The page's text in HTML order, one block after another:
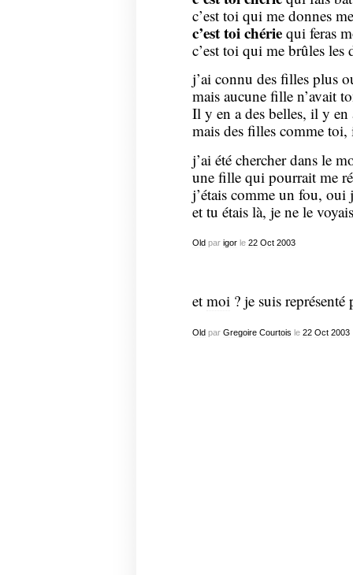
c’est toi qui me donnes
c’est toi chériequi feras
c’est toi qui me brûles les
j’ai connu des filles plus
mais aucune fille n’avait
Il y en a des belles, il y en
mais des filles comme toi,
j’ai été chercher dans le
une fille qui pourrait me
j’étais comme un fou, oui
et tu étais là, je ne le
Oldpar igorle 22 Oct 2003
etmoi? je suis représenté
Oldpar Gregoire Courtois le 22 Oct 2003